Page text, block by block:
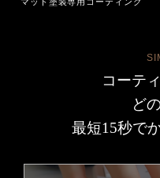
コーテ
ど
最短15秒で